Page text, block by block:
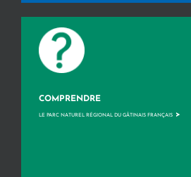
COMPRENDRE
LE PARC NATUREL RÉGIONAL DU GÂTINAIS FRANÇAIS >